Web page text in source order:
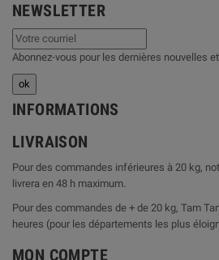
NEWSLETTER
Abonnez-vous pour les dernières nouvelles
INFORMATIONS
LIVRAISON
Pour des commandes inférieures à 20 kg,
livrera en 48 h maximum.
Pour des commandes de + de 20 kg, Tam
heures (pour les départements les plus
MON COMPTE